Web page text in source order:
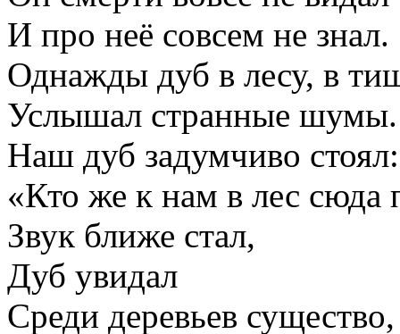
И про неё совсем не знал.
Однажды дуб в лесу, в
Услышал странные шумы.
Наш дуб задумчиво стоял:
«Кто же к нам в лес сюда
Звук ближе стал,
Дуб увидал
Среди деревьев существо,